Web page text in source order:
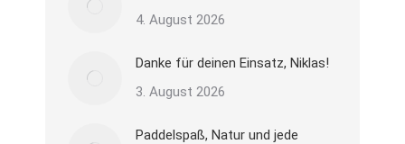
4. August 2026
Danke für deinen Einsatz, Niklas!
3. August 2026
Paddelspaß, Natur und jede